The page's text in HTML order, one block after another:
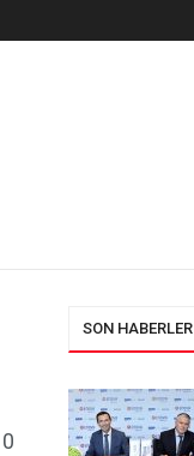
0
SON HABERLER